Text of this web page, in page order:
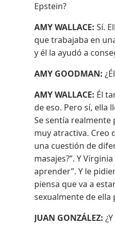
Epstein?
AMY WALLACE: Sí.
que trabajaba en
y él la ayudó a
AMY GOODMAN:
AMY WALLACE: Él
de eso. Pero sí, ella
Se sentía
muy atractiva. Creo
una cuestión de
masajes?”. Y
aprender”. Y le
piensa que va a
sexualmente de ella
JUAN GONZÁLEZ: